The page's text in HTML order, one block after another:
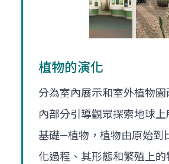
植物的演化
分為室內展示和室外植物園
內部分引導觀眾探索地球
基礎—植物，植物由原始到
化過程、其形態和繁殖上